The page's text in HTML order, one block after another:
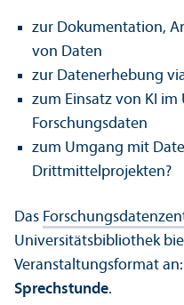
zur Dokumentation,
von Daten
zur Datenerhebung
zum Einsatz von KI
Forschungsdaten
zum Umgang mit
Drittmittelprojekten?
Das
Universitätsbibliothek
Veranstaltungsformat
Sprechstunde.